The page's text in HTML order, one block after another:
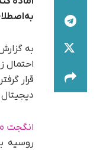
به
احتمال
قرار
انگجت